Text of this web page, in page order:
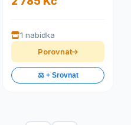
1 nabídka
Porovnat
⚖️ + Srovnat